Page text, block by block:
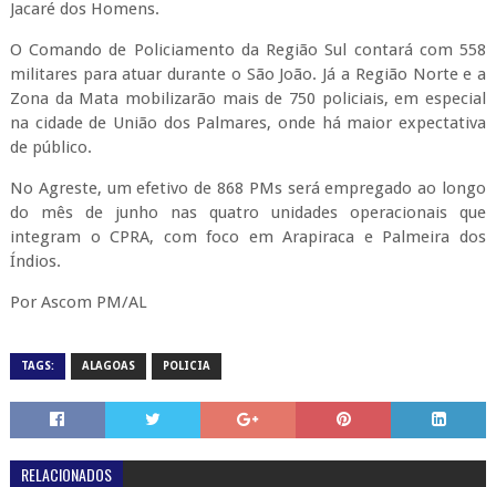
Jacaré dos Homens.
O Comando de Policiamento da Região Sul contará com 558
militares para atuar durante o São João. Já a Região Norte e a
Zona da Mata mobilizarão mais de 750 policiais, em especial
na cidade de União dos Palmares, onde há maior expectativa
de público.
No Agreste, um efetivo de 868 PMs será empregado ao longo
do mês de junho nas quatro unidades operacionais que
integram o CPRA, com foco em Arapiraca e Palmeira dos
Índios.
Por Ascom PM/AL
TAGS: ALAGOAS POLICIA
RELACIONADOS